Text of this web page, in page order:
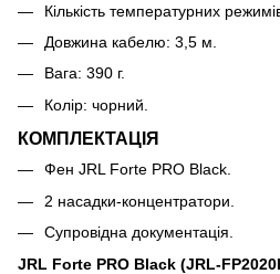
Кількість температурних
Довжина кабелю: 3,5 м.
Вага: 390 г.
Колір: чорний.
КОМПЛЕКТАЦІЯ
Фен JRL Forte PRO Black.
2 насадки-концентратори.
Супровідна документація.
JRL Forte PRO Black (JRL-